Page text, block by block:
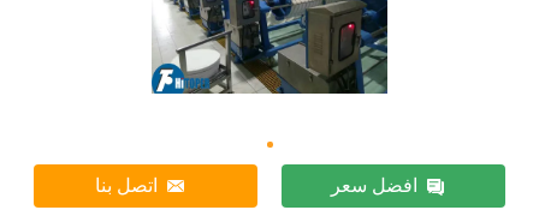
افضل سعر اتصل بنا